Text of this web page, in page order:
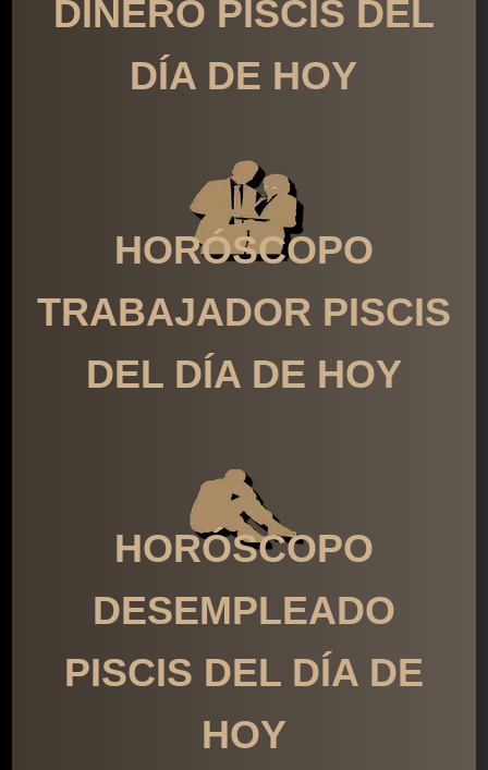
DINERO PISCIS DEL
DÍA DE HOY
HORÓSCOPO
TRABAJADOR PISCIS
DEL DÍA DE HOY
HORÓSCOPO
DESEMPLEADO
PISCIS DEL DÍA DE
HOY